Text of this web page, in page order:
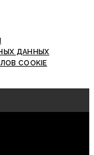
ДАННЫХ
COOKIE